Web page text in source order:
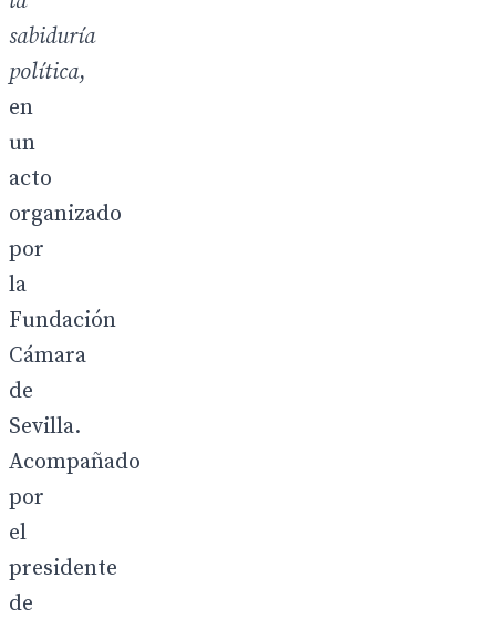
sabiduría
política,
en
un
acto
organizado
por
la
Fundación
Cámara
de
Sevilla.
Acompañado
por
el
presidente
de